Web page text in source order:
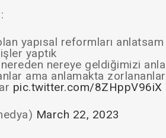
yapısal reformları
yaptık
nereye geldiğimizi
ama anlamakta
pic.twitter.com/8ZHppV96iX
March 22, 2023